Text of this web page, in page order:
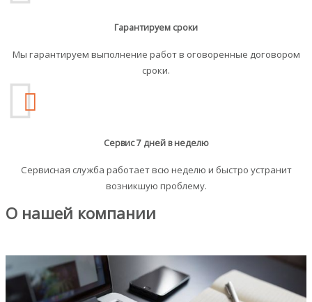
Гарантируем сроки
Мы гарантируем выполнение работ в оговоренные договором
сроки.
Сервис 7 дней в неделю
Сервисная служба работает всю неделю и быстро устранит
возникшую проблему.
О нашей компании